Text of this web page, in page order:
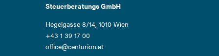
Steuerberatungs GmbH
Hegelgasse 8/14, 1010 Wien
+43 1 39 17 00
office@centurion.at